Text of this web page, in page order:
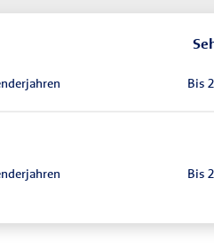
Bis
Bis